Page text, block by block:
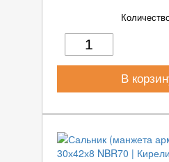
В